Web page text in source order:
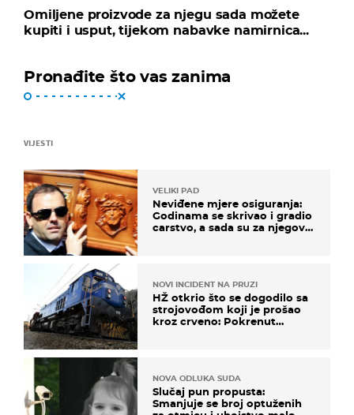
Omiljene proizvode za njegu sada možete
kupiti i usput, tijekom nabavke namirnica...
Pronađite što vas zanima
VIJESTI
VELIKI PAD
Neviđene mjere osiguranja:
Godinama se skrivao i gradio
carstvo, a sada su za njegovo
NOVI INCIDENT NA PRUZI
HŽ otkrio što se dogodilo sa
strojovođom koji je prošao
kroz crveno: Pokrenut
NOVA ODLUKA SUDA
Slučaj pun propusta:
Smanjuje se broj optuženih